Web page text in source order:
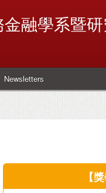
金融學系暨
Newsletters
【